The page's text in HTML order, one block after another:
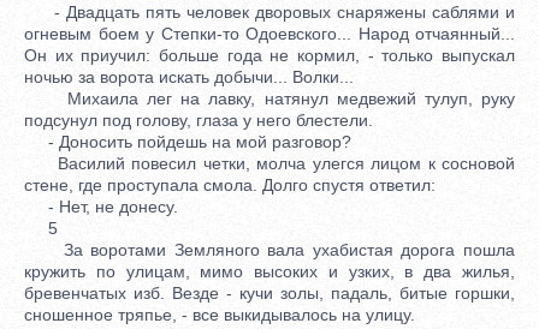
- Двадцать пять человек дворовых снаряжены саблями и
огневым боем у Степки-то Одоевского... Народ отчаянный...
Он их приучил: больше года не кормил, - только выпускал
ночью за ворота искать добычи... Волки...
Михаила лег на лавку, натянул медвежий тулуп, руку
подсунул под голову, глаза у него блестели.
- Доносить пойдешь на мой разговор?
Василий повесил четки, молча улегся лицом к сосновой
стене, где проступала смола. Долго спустя ответил:
- Нет, не донесу.
5
За воротами Земляного вала ухабистая дорога пошла
кружить по улицам, мимо высоких и узких, в два жилья,
бревенчатых изб. Везде - кучи золы, падаль, битые горшки,
сношенное тряпье, - все выкидывалось на улицу.